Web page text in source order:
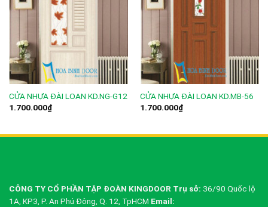
CỬA NHỰA ĐÀI LOAN KD.NG-G12
1.700.000₫
CỬA NHỰA ĐÀI LOAN KD.MB-56
1.700.000₫
CÔNG TY CỔ PHẦN TẬP ĐOÀN KINGDOOR Trụ sở: 36/90 Quốc lộ
1A, KP3, P. An Phú Đông, Q. 12, TpHCM Email: